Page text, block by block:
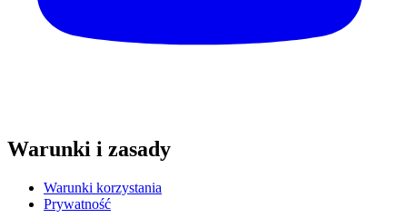
Warunki i zasady
Warunki korzystania
Prywatność